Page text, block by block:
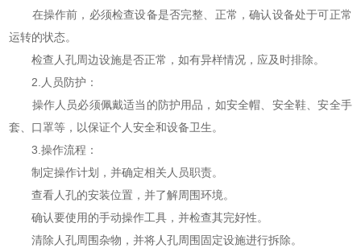
在操作前，必须检查设备是否完整、正常，确认设备处于可正常
运转的状态。
检查人孔周边设施是否正常，如有异样情况，应及时排除。
2.人员防护：
操作人员必须佩戴适当的防护用品，如安全帽、安全鞋、安全手
套、口罩等，以保证个人安全和设备卫生。
3.操作流程：
制定操作计划，并确定相关人员职责。
查看人孔的安装位置，并了解周围环境。
确认要使用的手动操作工具，并检查其完好性。
清除人孔周围杂物，并将人孔周围固定设施进行拆除。